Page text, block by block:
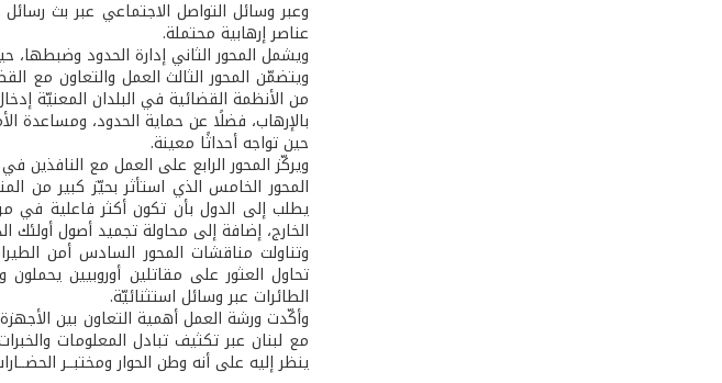
وعبر وسائل التواصل الاجتماعي عبر بث
عناصر إرهابية محتملة.
ويشمل المحور الثاني إدارة الحدود وضبطها،
من الأنظمة القضائية في البلدان المعنيّة
بالإرهاب، فضلًا عن حماية الحدود، ومساعدة
حين تواجه أحداثًا معينة.
ويركّز المحور الرابع على العمل مع النافذين
يطلب إلى الدول بأن تكون أكثر فاعلية في
الخارج، إضافة إلى محاولة تجميد أصول أولئك
وتناولت مناقشات المحور السادس أمن
تحاول العثور على مقاتلين أوروبيين
الطائرات عبر وسائل استثنائيّة.
وأكّدت ورشة العمل أهمية التعاون بين الأجهزة
مع لبنان عبر تكثيف تبادل المعلومات
ينظر إليه على أنه وطن الحوار ومختبــر